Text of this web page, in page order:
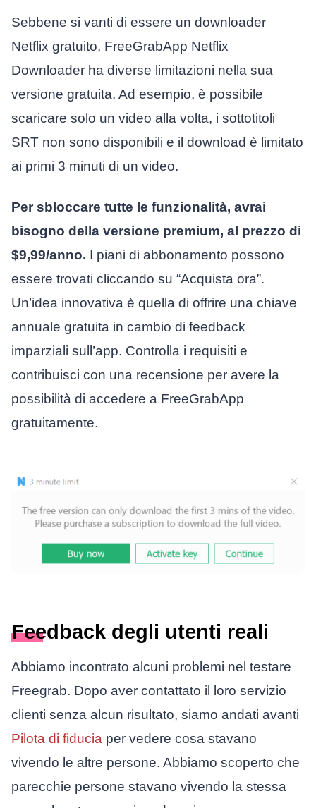
Sebbene si vanti di essere un downloader
Netflix gratuito, FreeGrabApp Netflix
Downloader ha diverse limitazioni nella sua
versione gratuita. Ad esempio, è possibile
scaricare solo un video alla volta, i sottotitoli
SRT non sono disponibili e il download è limitato
ai primi 3 minuti di un video.
Per sbloccare tutte le funzionalità, avrai
bisogno della versione premium, al prezzo di
$9,99/anno. I piani di abbonamento possono
essere trovati cliccando su “Acquista ora”.
Un’idea innovativa è quella di offrire una chiave
annuale gratuita in cambio di feedback
imparziali sull’app. Controlla i requisiti e
contribuisci con una recensione per avere la
possibilità di accedere a FreeGrabApp
gratuitamente.
Feedback degli utenti reali
Abbiamo incontrato alcuni problemi nel testare
Freegrab. Dopo aver contattato il loro servizio
clienti senza alcun risultato, siamo andati avanti
Pilota di fiduciaper vedere cosa stavano
vivendo le altre persone. Abbiamo scoperto che
parecchie persone stavano vivendo la stessa